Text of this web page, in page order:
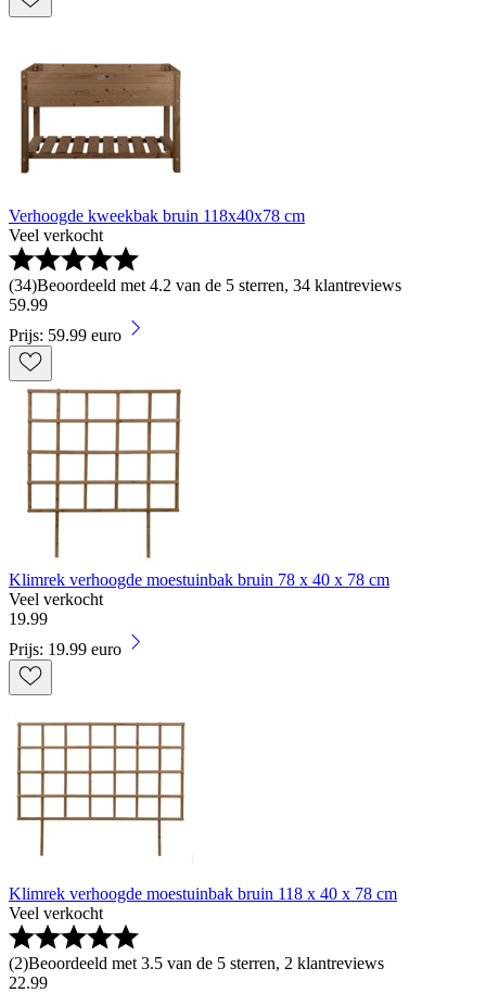
Verhoogde kweekbak bruin 118x40x78 cm
Veel verkocht
(34)Beoordeeld met 4.2 van de 5 sterren, 34 klantreviews
59.99
Prijs: 59.99 euro
Klimrek verhoogde moestuinbak bruin 78 x 40 x 78 cm
Veel verkocht
19.99
Prijs: 19.99 euro
Klimrek verhoogde moestuinbak bruin 118 x 40 x 78 cm
Veel verkocht
(2)Beoordeeld met 3.5 van de 5 sterren, 2 klantreviews
22.99